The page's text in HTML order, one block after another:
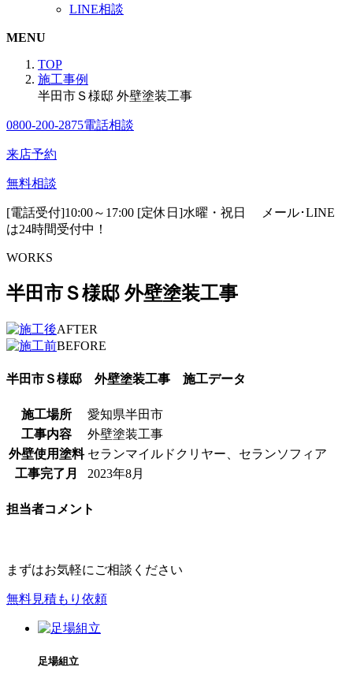
LINE相談
MENU
TOP
施工事例
半田市Ｓ様邸 外壁塗装工事
0800-200-2875電話相談
来店予約
無料相談
[電話受付]10:00～17:00 [定休日]水曜・祝日
メール･LINE
は24時間受付中！
WORKS
半田市Ｓ様邸 外壁塗装工事
AFTER
BEFORE
半田市Ｓ様邸 外壁塗装工事 施工データ
施工場所
愛知県半田市
工事内容
外壁塗装工事
外壁使用塗料 セランマイルドクリヤー、セランソフィア
工事完了月
2023年8月
担当者コメント
まずはお気軽にご相談ください
無料見積もり依頼
足場組立